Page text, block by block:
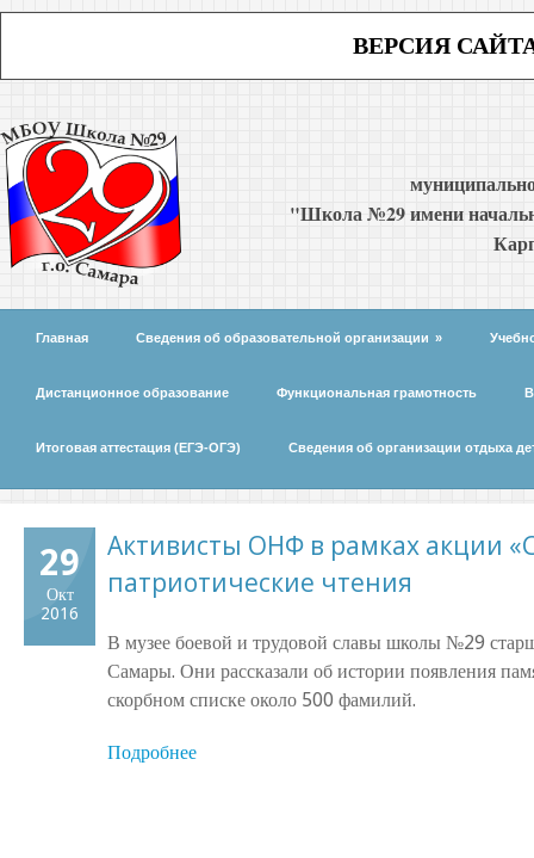
ВЕРСИЯ
"Школа №29 имени
Главная Сведения об образовательной организации »
Дистанционное образование Функциональная грамотность
Итоговая аттестация (ЕГЭ-ОГЭ) Сведения об организации отдыха
29
Окт
2016
Активисты ОНФ в рамках акции
патриотические чтения
В музее боевой и трудовой славы школы №29
Самары. Они рассказали об истории появления
скорбном списке около 500 фамилий.
Подробнее